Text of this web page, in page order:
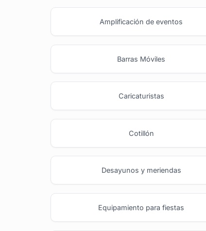
Amplificación de eventos
Barras Móviles
Caricaturistas
Cotillón
Desayunos y meriendas
Equipamiento para fiestas